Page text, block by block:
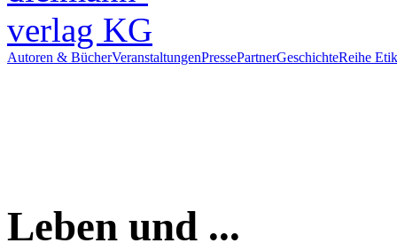
Autoren & BücherVeranstaltungenPressePartnerGeschichteReihe
Leben und ...